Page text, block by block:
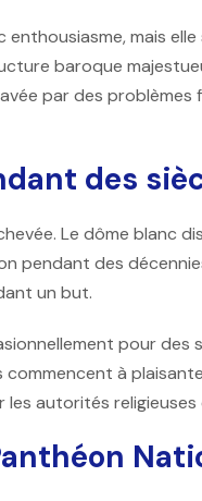
mais
baroque
par des problèmes
des
Le dôme blanc
pendant des
un but.
pour des
à
autorités religieuses